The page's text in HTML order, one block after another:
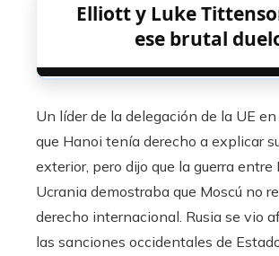
Elliott y Luke
ese brutal
Un líder de la delegación de la UE
que Hanoi tenía derecho a explicar
exterior, pero dijo que la guerra entre
Ucrania demostraba que Moscú no
derecho internacional. Rusia se vio
las sanciones occidentales de